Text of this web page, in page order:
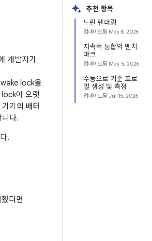
추천 항목
느린 렌더링
업데이트됨 May 8, 2026
지속적 통합의 벤치
마크
업데이트됨 May 5, 2026
수동으로 기준 프로
필 생성 및 측정
업데이트됨 Jul 15, 2026
개발자가
lock을
lock이 오랫
기의 배터
다.
.
다면